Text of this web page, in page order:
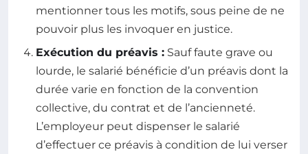
mentionner tous les motifs, sous peine de ne
pouvoir plus les invoquer en justice.
Exécution du préavis : Sauf faute grave ou
lourde, le salarié bénéficie d’un préavis dont la
durée varie en fonction de la convention
collective, du contrat et de l’ancienneté.
L’employeur peut dispenser le salarié
d’effectuer ce préavis à condition de lui verser